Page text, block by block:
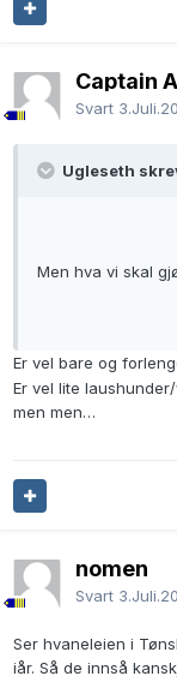
Captain A
Svart
Ugleseth
Men hva vi skal
Er vel bare og
Er vel lite
men men…
nomen
Svart
Ser hvaneleien i
iår. Så de innså